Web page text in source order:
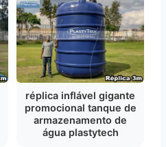
réplica inflável gigante
promocional tanque de
armazenamento de
água plastytech